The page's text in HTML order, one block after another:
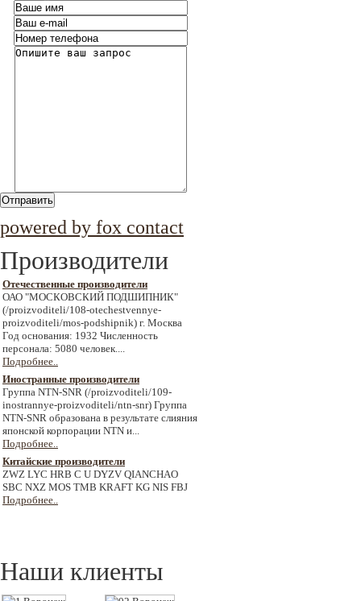
Отправить
powered by fox contact
Производители
Отечественные производители
ОАО "МОСКОВСКИЙ ПОДШИПНИК"
(/proizvoditeli/108-otechestvennye-
proizvoditeli/mos-podshipnik) г. Москва
Год основания: 1932 Численность
персонала: 5080 человек....
Подробнее..
Иностранные производители
Группа NTN-SNR (/proizvoditeli/109-
inostrannye-proizvoditeli/ntn-snr) Группа
NTN-SNR образована в результате слияния
японской корпорации NTN и...
Подробнее..
Китайские производители
ZWZ LYC HRB C U DYZV QIANCHAO
SBC NXZ MOS TMB KRAFT KG NIS FBJ
Подробнее..
Наши клиенты